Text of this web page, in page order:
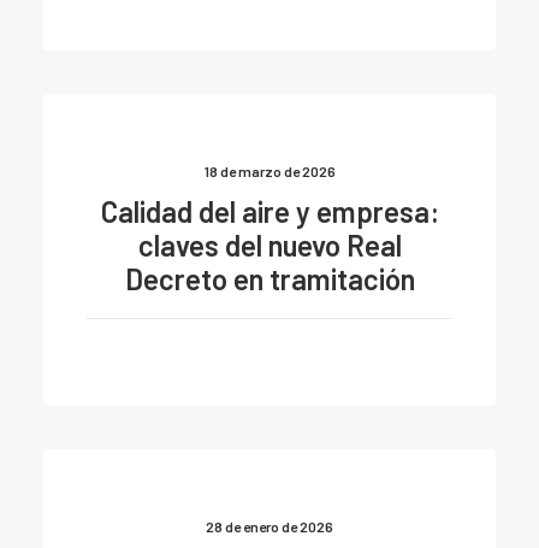
18 de marzo de 2026
Calidad del aire y empresa:
claves del nuevo Real
Decreto en tramitación
28 de enero de 2026